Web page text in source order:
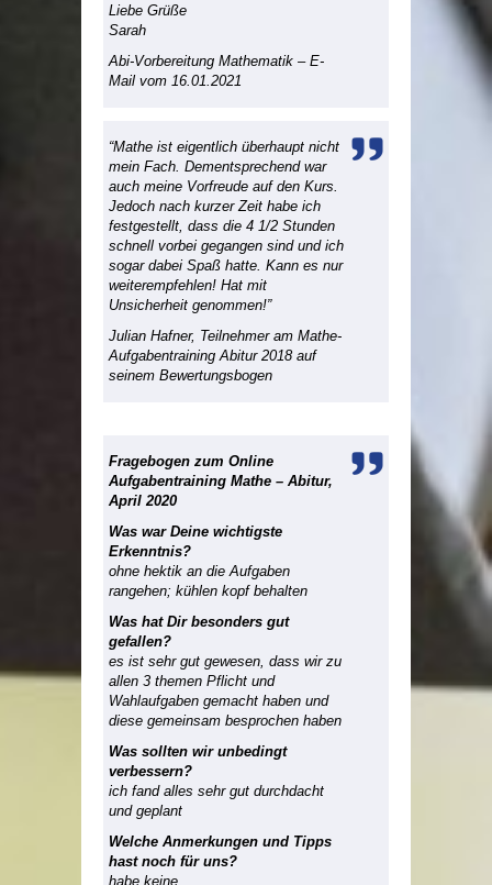
Liebe Grüße
Sarah
Abi-Vorbereitung Mathematik – E-
Mail vom 16.01.2021
“Mathe ist eigentlich überhaupt nicht
mein Fach. Dementsprechend war
auch meine Vorfreude auf den Kurs.
Jedoch nach kurzer Zeit habe ich
festgestellt, dass die 4 1/2 Stunden
schnell vorbei gegangen sind und ich
sogar dabei Spaß hatte. Kann es nur
weiterempfehlen! Hat mit
Unsicherheit genommen!”
Julian Hafner, Teilnehmer am Mathe-
Aufgabentraining Abitur 2018 auf
seinem Bewertungsbogen
Fragebogen zum Online
Aufgabentraining Mathe – Abitur,
April 2020
Was war Deine wichtigste
Erkenntnis?
ohne hektik an die Aufgaben
rangehen; kühlen kopf behalten
Was hat Dir besonders gut
gefallen?
es ist sehr gut gewesen, dass wir zu
allen 3 themen Pflicht und
Wahlaufgaben gemacht haben und
diese gemeinsam besprochen haben
Was sollten wir unbedingt
verbessern?
ich fand alles sehr gut durchdacht
und geplant
Welche Anmerkungen und Tipps
hast noch für uns?
habe keine